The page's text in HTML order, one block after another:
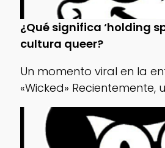
¿Qué significa ‘holding
cultura queer?
Un momento viral en la
«Wicked» Recientemente,